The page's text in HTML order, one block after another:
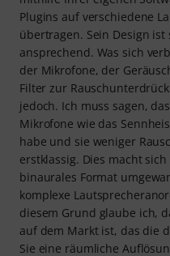
Plugins auf verschiedene
übertragen. Sein Design
ansprechend. Was sich
der Mikrofone, der
Filter zur
jedoch. Ich muss sagen,
Mikrofone wie das
habe und sie weniger
erstklassig. Dies macht
binaurales Format
komplexe
diesem Grund glaube ich,
auf dem Markt ist, das die
Sie eine räumliche